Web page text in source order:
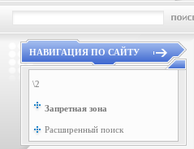
НАВИГАЦИЯ ПО САЙТУ
\2
Запретная зона
Расширенный поиск